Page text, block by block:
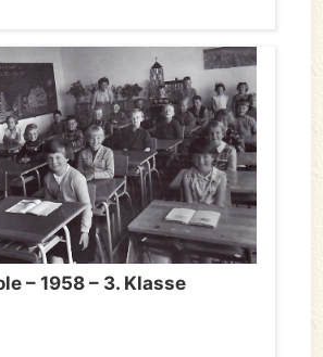
– 1958 – 3. Klasse